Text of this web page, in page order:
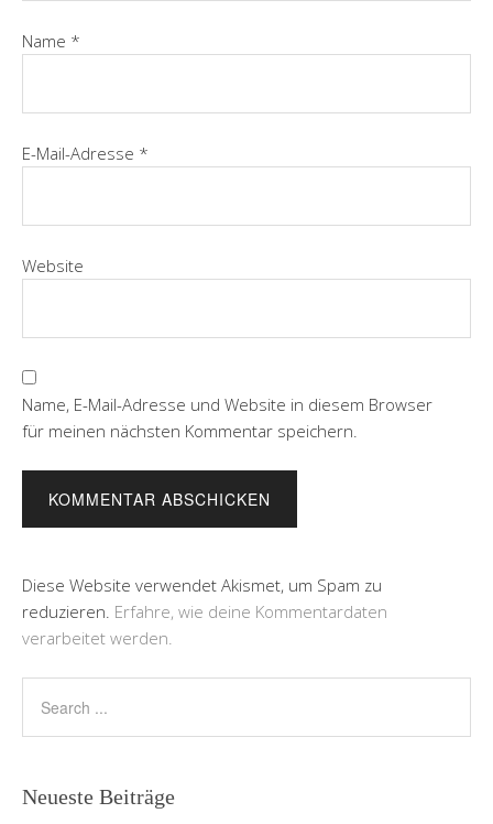
Name *
E-Mail-Adresse *
Website
Name, E-Mail-Adresse und Website in diesem Browser
für meinen nächsten Kommentar speichern.
Diese Website verwendet Akismet, um Spam zu
reduzieren. Erfahre, wie deine Kommentardaten
verarbeitet werden.
Neueste Beiträge